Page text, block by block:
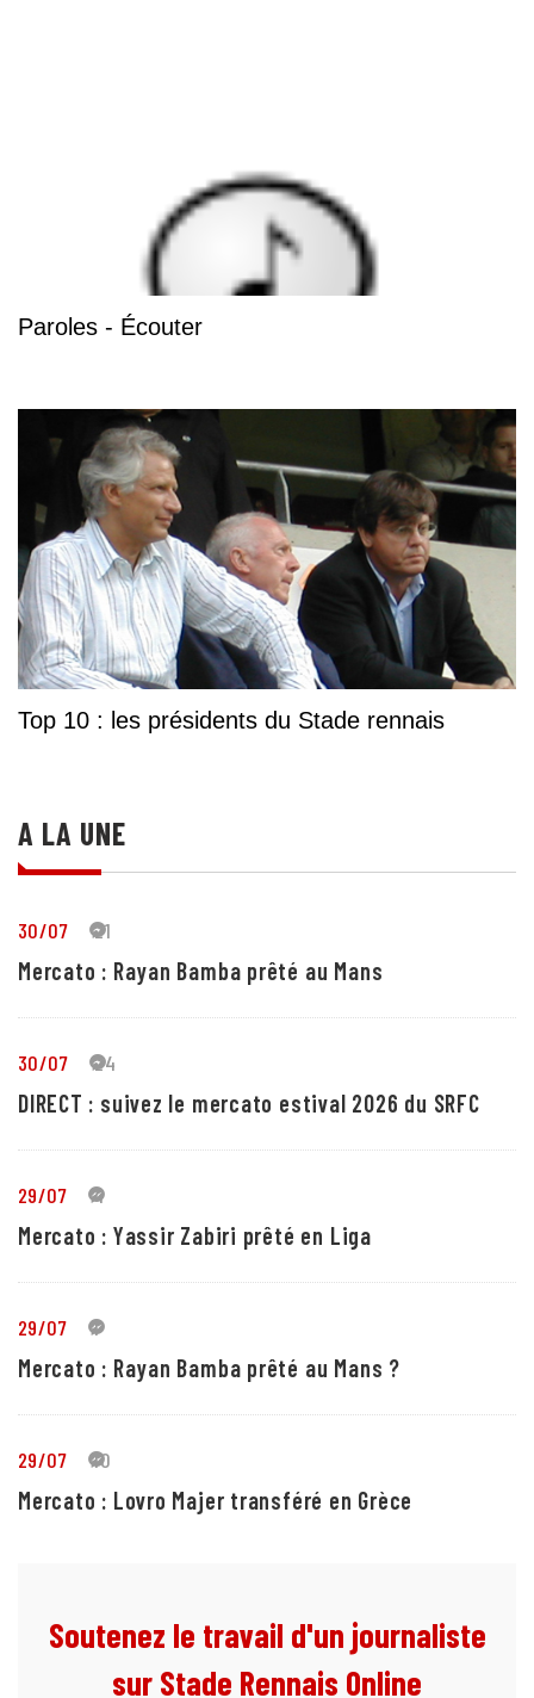
Paroles - Écouter
Top 10 : les présidents du Stade rennais
A LA UNE
30/07 21
Mercato : Rayan Bamba prêté au Mans
30/07 24
DIRECT : suivez le mercato estival 2026 du SRFC
29/07 4
Mercato : Yassir Zabiri prêté en Liga
29/07 1
Mercato : Rayan Bamba prêté au Mans ?
29/07 10
Mercato : Lovro Majer transféré en Grèce
Soutenez le travail d'un journaliste
sur Stade Rennais Online